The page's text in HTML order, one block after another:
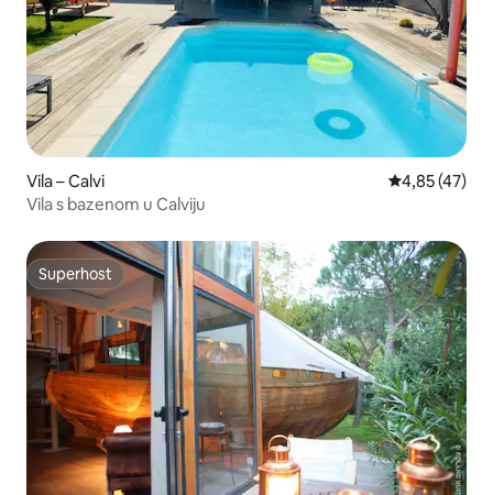
Vila – Calvi Prosječna
4,85 (47)
Vila s bazenom u Calviju
Superhost
Superhost